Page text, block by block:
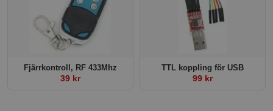
Fjärrkontroll, RF 433Mhz
39 kr
TTL koppling för USB
99 kr